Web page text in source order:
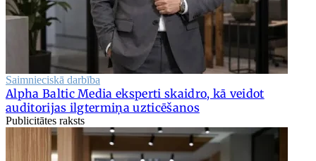
Saimnieciskā darbība
Alpha Baltic Media eksperti skaidro, kā veidot
auditorijas ilgtermiņa uzticēšanos
Publicitātes raksts